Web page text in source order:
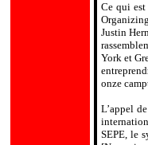
Ce qui est
Justin
York et
onze
L’appel
SEPE, le